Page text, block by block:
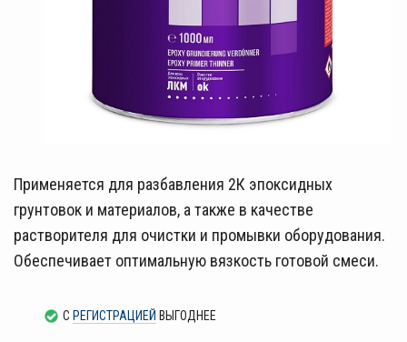
Применяется для разбавления 2К эпоксидных
грунтовок и материалов, а также в качестве
растворителя для очистки и промывки оборудования.
Обеспечивает оптимальную вязкость готовой смеси.
С РЕГИСТРАЦИЕЙ ВЫГОДНЕЕ